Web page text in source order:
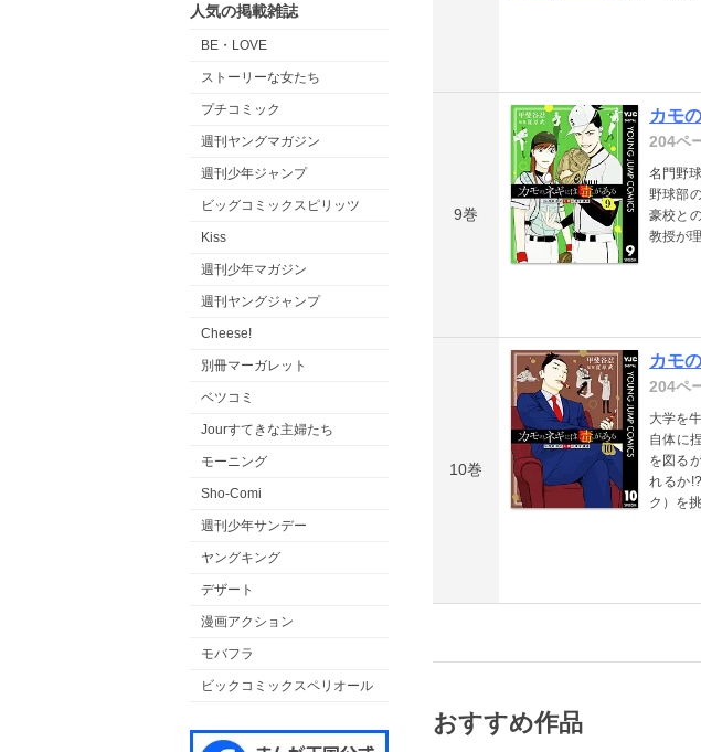
人気の掲載雑誌
BE・LOVE
ストーリーな女たち
プチコミック
週刊ヤングマガジン
週刊少年ジャンプ
ビッグコミックスピリッツ
Kiss
週刊少年マガジン
週刊ヤングジャンプ
Cheese!
別冊マーガレット
ベツコミ
Jourすてきな主婦たち
モーニング
Sho-Comi
週刊少年サンデー
ヤングキング
デザート
漫画アクション
モバフラ
ビックコミックスペリオール
9巻
カモ
204ペ
名門野
野球部
豪校と
教授が
10巻
カモ
204ペ
大学を
自体に
を図る
れるか
ク）を
おすすめ作品